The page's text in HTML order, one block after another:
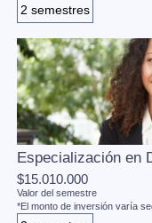
2 semestres
Especialización en
$15.010.000
Valor del semestre
*El monto de inversión varía